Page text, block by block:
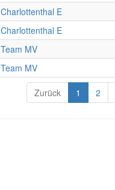
Charlottenthal E
Charlottenthal E
Team MV
Team MV
Zurück 1 2